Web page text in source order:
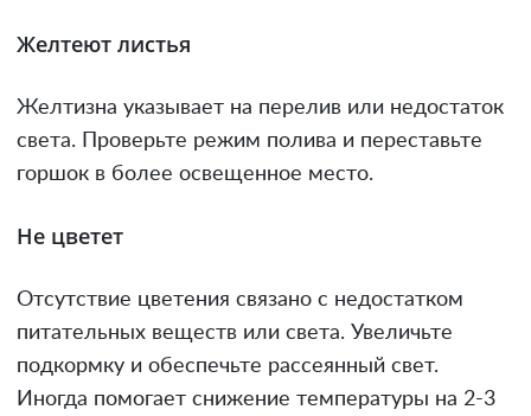
Желтеют листья
Желтизна указывает на перелив или недостаток
света. Проверьте режим полива и переставьте
горшок в более освещенное место.
Не цветет
Отсутствие цветения связано с недостатком
питательных веществ или света. Увеличьте
подкормку и обеспечьте рассеянный свет.
Иногда помогает снижение температуры на 2-3